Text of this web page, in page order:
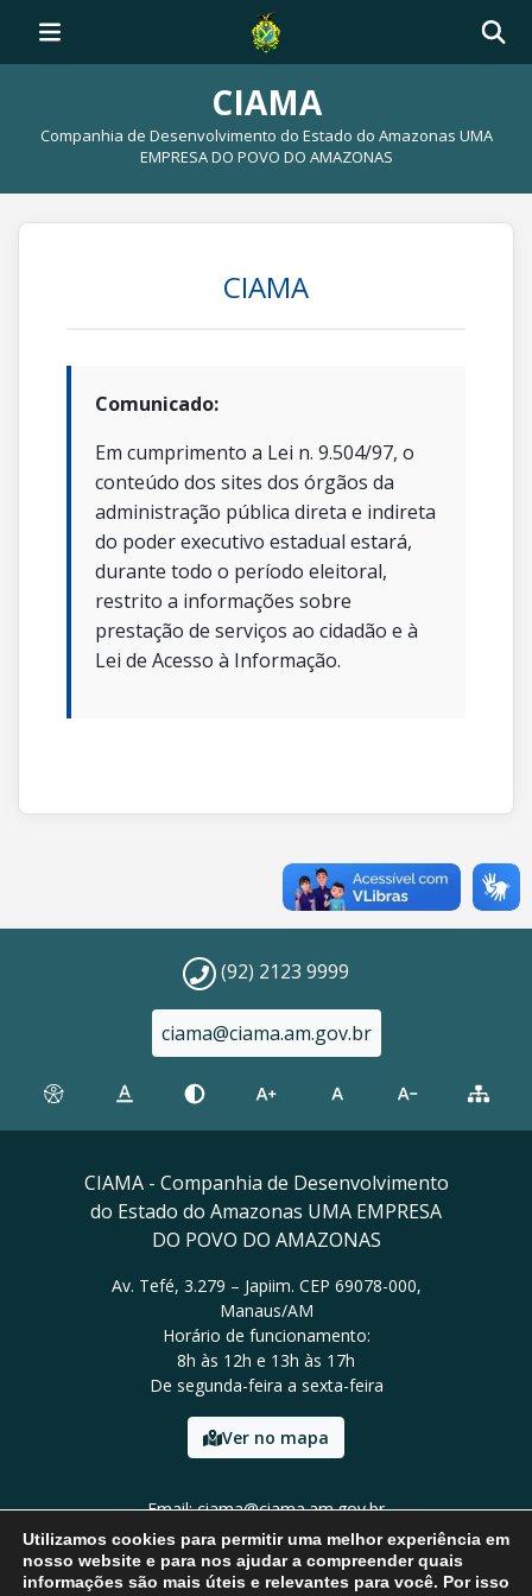
CIAMA
Companhia de Desenvolvimento do Estado do Amazonas UMA
EMPRESA DO POVO DO AMAZONAS
CIAMA
Comunicado:
Em cumprimento a Lei n. 9.504/97, o
conteúdo dos sites dos órgãos da
administração pública direta e indireta
do poder executivo estadual estará,
durante todo o período eleitoral,
restrito a informações sobre
prestação de serviços ao cidadão e à
Lei de Acesso à Informação.
(92) 2123 9999
ciama@ciama.am.gov.br
CIAMA - Companhia de Desenvolvimento
do Estado do Amazonas UMA EMPRESA
DO POVO DO AMAZONAS
Av. Tefé, 3.279 – Japiim. CEP 69078-000,
Manaus/AM
Horário de funcionamento:
8h às 12h e 13h às 17h
De segunda-feira a sexta-feira
Ver no mapa
Email: ciama@ciama.am.gov.br
Tel: (92) 2123 9999
Utilizamos cookies para permitir uma melhor experiência em
nosso website e para nos ajudar a compreender quais
informações são mais úteis e relevantes para você. Por isso